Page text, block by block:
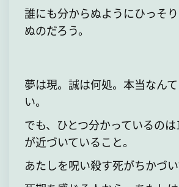
誰にも分からぬようにひっそ
ぬのだろう。
夢は現。誠は何処。本当なん
い。
でも、ひとつ分かっているのは
が近づいていること。
あたしを呪い殺す死がちかづい